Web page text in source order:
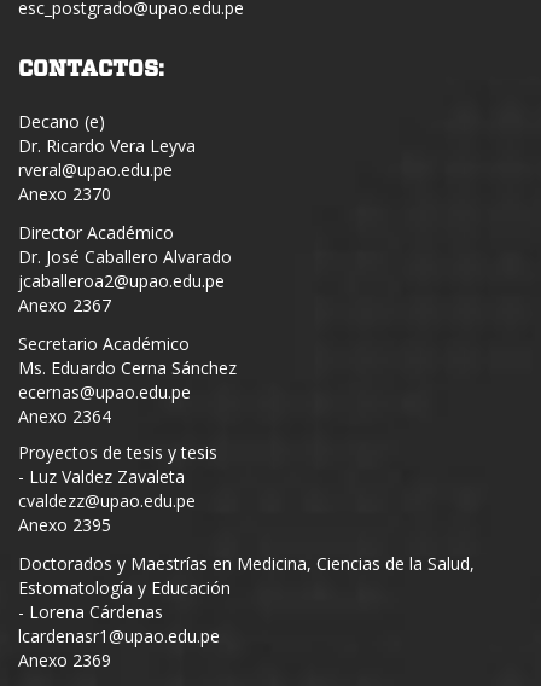
esc_postgrado@upao.edu.pe
CONTACTOS:
Decano (e)
Dr. Ricardo Vera Leyva
rveral@upao.edu.pe
Anexo 2370
Director Académico
Dr. José Caballero Alvarado
jcaballeroa2@upao.edu.pe
Anexo 2367
Secretario Académico
Ms. Eduardo Cerna Sánchez
ecernas@upao.edu.pe
Anexo 2364
Proyectos de tesis y tesis
- Luz Valdez Zavaleta
cvaldezz@upao.edu.pe
Anexo 2395
Doctorados y Maestrías en Medicina, Ciencias de la Salud,
Estomatología y Educación
- Lorena Cárdenas
lcardenasr1@upao.edu.pe
Anexo 2369